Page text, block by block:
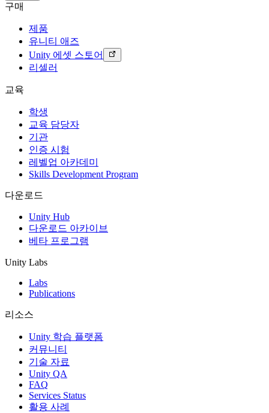
구매
제품
유니티 애즈
Unity 에셋 스토어
리셀러
교육
학생
교육 담당자
기관
인증 시험
레벨업 아카데미
Skills Development Program
다운로드
Unity Hub
다운로드 아카이브
베타 프로그램
Unity Labs
Labs
Publications
리소스
Unity 학습 플랫폼
커뮤니티
기술 자료
Unity QA
FAQ
Services Status
활용 사례